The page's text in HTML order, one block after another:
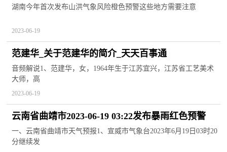
这些地方需要注意
湖南今年首次发布山洪气象风险橙色预警这些地方需要注意
2023-06-19
范建华_关于范建华的简介_天天百事通
音频解说1、范建华，女，1964年生于江苏宜兴，江苏省工艺美术
大师，高
2023-06-19
云南省曲靖市2023-06-19 03:22发布暴雨红色预警
一、云南省曲靖市天气预报1、宣威市气象台2023年6月19日03时20
分继续发